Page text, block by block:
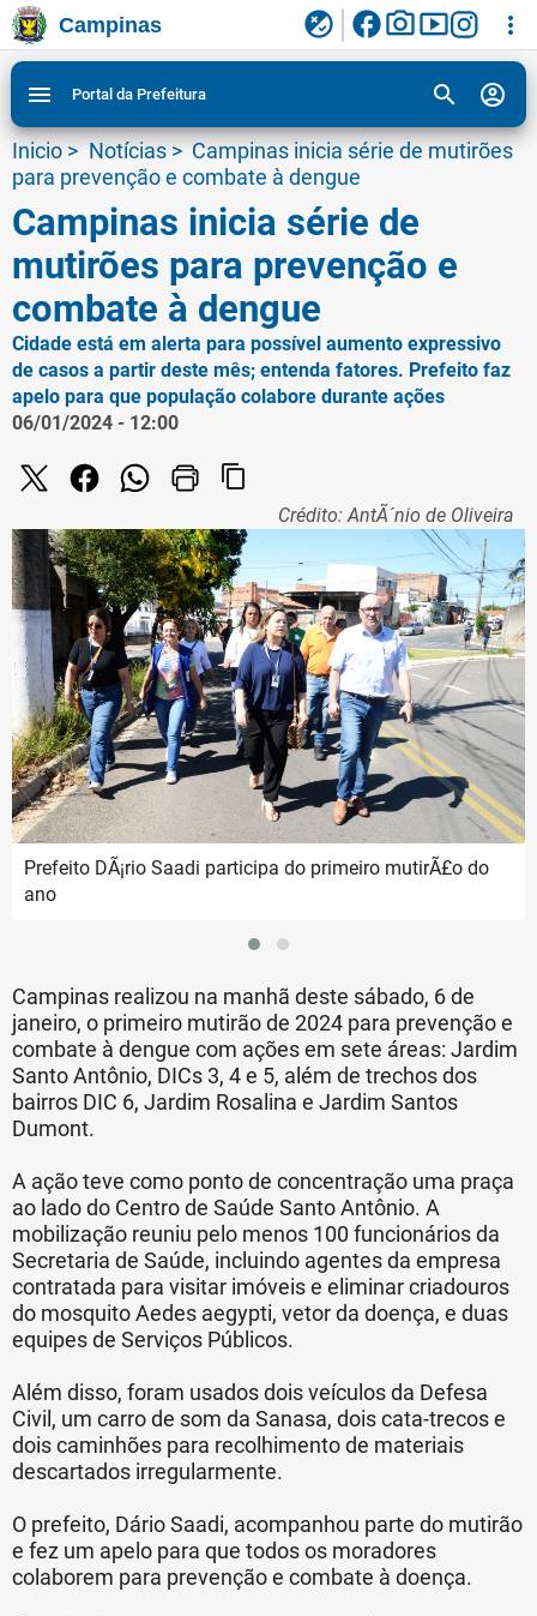
Ir para conteudo
Ir para menu do site da Prefeitura de Campinas
Ligar/Desligar contraste visual de tela para
acessibilidade
3
Campinas flaky facebookphoto_camerasmart_display more_vert
menu Portal da Prefeitura search account_circle
Inicio > Notícias> Campinas inicia série de mutirões
para prevenção e combate à dengue
Campinas inicia série de
mutirões para prevenção e
combate à dengue
Cidade está em alerta para possível aumento expressivo
de casos a partir deste mês; entenda fatores. Prefeito faz
apelo para que população colabore durante ações
06/01/2024 - 12:00
content_copy
Crédito: AntÃ´nio de Oliveira
Prefeito DÃ¡rio Saadi participa do primeiro mutirÃ£o do
ano
Campinas realizou na manhã deste sábado, 6 de
janeiro, o primeiro mutirão de 2024 para prevenção e
combate à dengue com ações em sete áreas: Jardim
Santo Antônio, DICs 3, 4 e 5, além de trechos dos
bairros DIC 6, Jardim Rosalina e Jardim Santos
Dumont.
A ação teve como ponto de concentração uma praça
ao lado do Centro de Saúde Santo Antônio. A
mobilização reuniu pelo menos 100 funcionários da
Secretaria de Saúde, incluindo agentes da empresa
contratada para visitar imóveis e eliminar criadouros
do mosquito Aedes aegypti, vetor da doença, e duas
equipes de Serviços Públicos.
Além disso, foram usados dois veículos da Defesa
Civil, um carro de som da Sanasa, dois cata-trecos e
dois caminhões para recolhimento de materiais
descartados irregularmente.
O prefeito, Dário Saadi, acompanhou parte do mutirão
e fez um apelo para que todos os moradores
colaborem para prevenção e combate à doença.